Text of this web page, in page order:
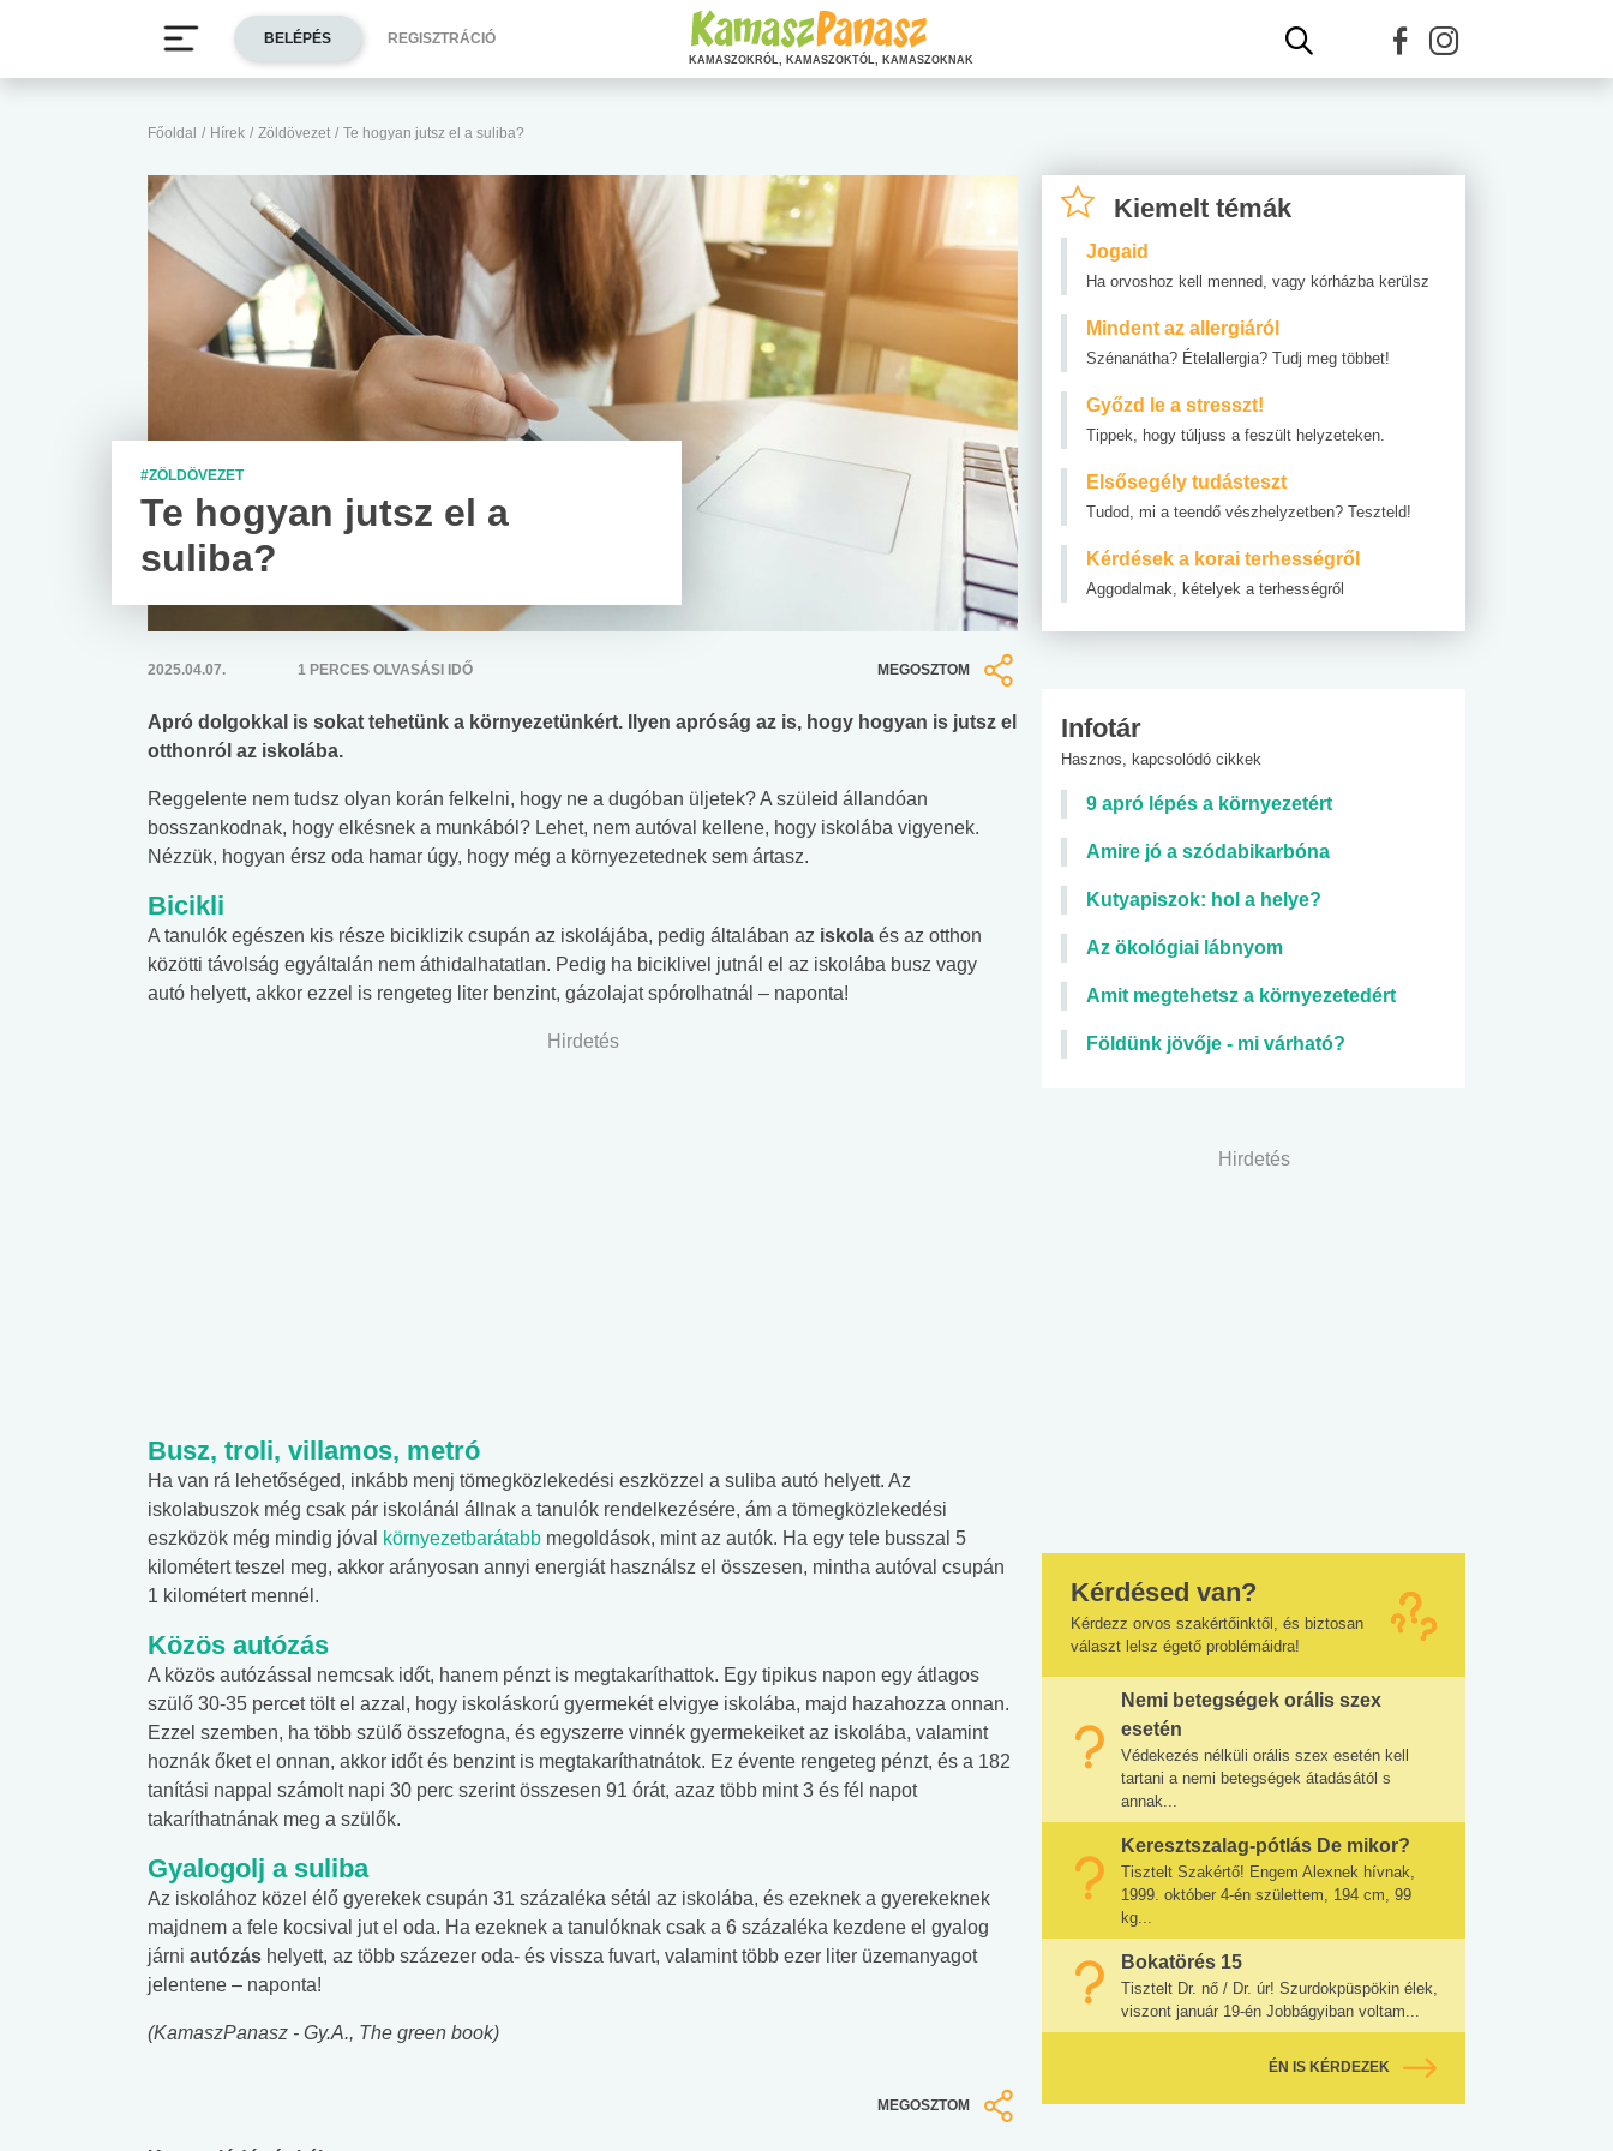
Főoldal / Hírek / Zöldövezet / Te hogyan jutsz el a suliba?
#ZÖLDÖVEZET
Te hogyan jutsz el a
suliba?
2025.04.07. 1 PERCES OLVASÁSI IDŐ MEGOSZTOM
Apró dolgokkal is sokat tehetünk a környezetünkért. Ilyen apróság az is, hogy hogyan is jutsz el
otthonról az iskolába.
Reggelente nem tudsz olyan korán felkelni, hogy ne a dugóban üljetek? A szüleid állandóan
bosszankodnak, hogy elkésnek a munkából? Lehet, nem autóval kellene, hogy iskolába vigyenek.
Nézzük, hogyan érsz oda hamar úgy, hogy még a környezetednek sem ártasz.
Bicikli
A tanulók egészen kis része biciklizik csupán az iskolájába, pedig általában az iskola és az otthon
közötti távolság egyáltalán nem áthidalhatatlan. Pedig ha biciklivel jutnál el az iskolába busz vagy
autó helyett, akkor ezzel is rengeteg liter benzint, gázolajat spórolhatnál – naponta!
Hirdetés
Busz, troli, villamos, metró
Ha van rá lehetőséged, inkább menj tömegközlekedési eszközzel a suliba autó helyett. Az
iskolabuszok még csak pár iskolánál állnak a tanulók rendelkezésére, ám a tömegközlekedési
eszközök még mindig jóval
környezetbarátabb megoldások, mint az autók. Ha egy tele busszal 5
kilométert teszel meg, akkor arányosan annyi energiát használsz el összesen, mintha autóval csupán
1 kilométert mennél.
Közös autózás
A közös autózással nemcsak időt, hanem pénzt is megtakaríthattok. Egy tipikus napon egy átlagos
szülő 30-35 percet tölt el azzal, hogy iskoláskorú gyermekét elvigye iskolába, majd hazahozza onnan.
Ezzel szemben, ha több szülő összefogna, és egyszerre vinnék gyermekeiket az iskolába, valamint
hoznák őket el onnan, akkor időt és benzint is megtakaríthatnátok. Ez évente rengeteg pénzt, és a 182
tanítási nappal számolt napi 30 perc szerint összesen 91 órát, azaz több mint 3 és fél napot
takaríthatnának meg a szülők.
Gyalogolj a suliba
Az iskolához közel élő gyerekek csupán 31 százaléka sétál az iskolába, és ezeknek a gyerekeknek
majdnem a fele kocsival jut el oda. Ha ezeknek a tanulóknak csak a 6 százaléka kezdene el gyalog
járni autózás helyett, az több százezer oda- és vissza fuvart, valamint több ezer liter üzemanyagot
jelentene – naponta!
(KamaszPanasz - Gy.A., The green book)
MEGOSZTOM
Kiemelt témák
Jogaid
Ha orvoshoz kell menned, vagy kórházba kerülsz
Mindent az allergiáról
Szénanátha? Ételallergia? Tudj meg többet!
Győzd le a stresszt!
Tippek, hogy túljuss a feszült helyzeteken.
Elsősegély tudásteszt
Tudod, mi a teendő vészhelyzetben? Teszteld!
Kérdések a korai terhességről
Aggodalmak, kételyek a terhességről
Infotár
Hasznos, kapcsolódó cikkek
9 apró lépés a környezetért
Amire jó a szódabikarbóna
Kutyapiszok: hol a helye?
Az ökológiai lábnyom
Amit megtehetsz a környezetedért
Földünk jövője - mi várható?
Hirdetés
Kérdésed van?
Kérdezz orvos szakértőinktől, és biztosan
választ lelsz égető problémáidra!
Nemi betegségek orális szex
esetén
Védekezés nélküli orális szex esetén kell
tartani a nemi betegségek átadásától s
annak...
Keresztszalag-pótlás De mikor?
Tisztelt Szakértő! Engem Alexnek hívnak,
1999. október 4-én születtem, 194 cm, 99
kg...
Bokatörés 15
Tisztelt Dr. nő / Dr. úr! Szurdokpüspökin élek,
viszont január 19-én Jobbágyiban voltam...
ÉN IS KÉRDEZEK
BELÉPÉS REGISZTRÁCIÓ
KAMASZOKRÓL, KAMASZOKTÓL, KAMASZOKNAK